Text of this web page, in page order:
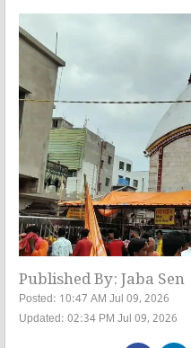
Published By: Jaba Sen
Posted: 10:47 AM Jul 09, 2026
Updated: 02:34 PM Jul 09, 2026